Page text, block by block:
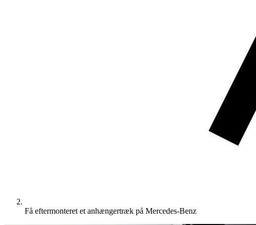
Få eftermonteret et anhængertræk på Mercedes-Benz